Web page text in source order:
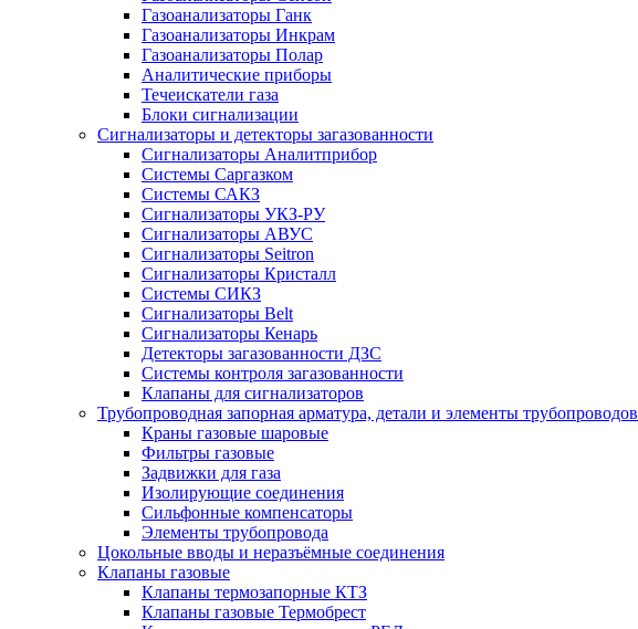
Газоанализаторы Ганк
Газоанализаторы Инкрам
Газоанализаторы Полар
Аналитические приборы
Течеискатели газа
Блоки сигнализации
Сигнализаторы и детекторы загазованности
Сигнализаторы Аналитприбор
Системы Саргазком
Системы САКЗ
Сигнализаторы УКЗ-РУ
Сигнализаторы АВУС
Сигнализаторы Seitron
Сигнализаторы Кристалл
Системы СИКЗ
Сигнализаторы Belt
Сигнализаторы Кенарь
Детекторы загазованности ДЗС
Системы контроля загазованности
Клапаны для сигнализаторов
Трубопроводная запорная арматура, детали и элементы трубопроводов
Краны газовые шаровые
Фильтры газовые
Задвижки для газа
Изолирующие соединения
Сильфонные компенсаторы
Элементы трубопровода
Цокольные вводы и неразъёмные соединения
Клапаны газовые
Клапаны термозапорные КТЗ
Клапаны газовые Термобрест